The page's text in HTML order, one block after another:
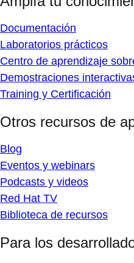
Documentación
Laboratorios prácticos
Centro de aprendizaje
Demostraciones
Training y Certificación
Otros recursos de
Blog
Eventos y webinars
Podcasts y videos
Red Hat TV
Biblioteca de recursos
Para los